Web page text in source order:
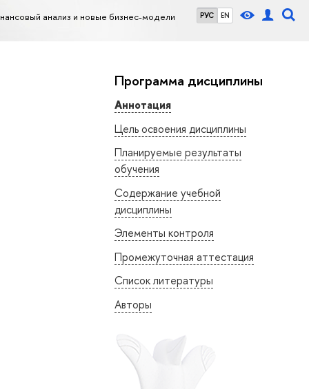
РУС EN
анализ и новые бизнес-модели
Программа дисциплины
Аннотация
Цель освоения дисциплины
Планируемые результаты
обучения
Содержание учебной
дисциплины
Элементы контроля
Промежуточная аттестация
Список литературы
Авторы